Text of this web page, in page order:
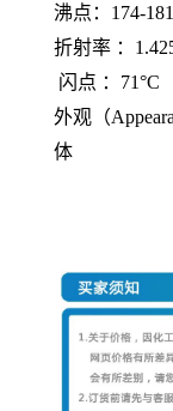
沸点：174-
折射率 ：
闪点 ：71°C
外观（
体